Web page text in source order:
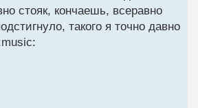
стояк, кончаешь, всеравно
такого я точно давно